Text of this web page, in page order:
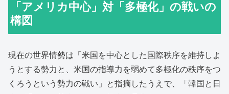
「アメリカ中心」対「多極化」の戦いの
構図
現在の世界情勢は「米国を中心とした国際秩序を維持しよ
うとする勢力と、米国の指導力を弱めて多極化の秩序をつ
くろうという勢力の戦い」と指摘したうえで、「韓国と日